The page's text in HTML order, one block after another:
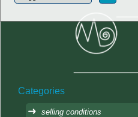
Categories
selling conditions